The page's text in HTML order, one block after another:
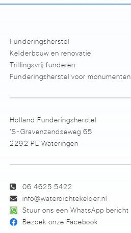
Funderingsherstel
Kelderbouw en renovatie
Trillingsvrij funderen
Funderingsherstel voor monumenten
Holland Funderingsherstel
’S-Gravenzandseweg 65
2292 PE Wateringen
06 4625 5422
info@waterdichtekelder.nl
Stuur ons een WhatsApp bericht
Bezoek onze Facebook